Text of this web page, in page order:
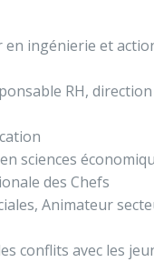
ingénierie et
RH, direction
sciences
des Chefs
Animateur
conflits avec les